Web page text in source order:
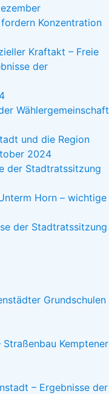
Konzentration
Kraftakt – Freie
der
Wählergemeinschaft
und die Region
2024
der Stadtratssitzung
Horn – wichtige
der Stadtratssitzung
Grundschulen
Kemptener
– Ergebnisse der